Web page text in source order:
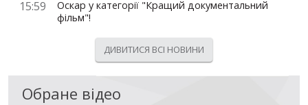
15:59
Оскар у категорії "Кращий документальний
фільм"!
ДИВИТИСЯ ВСІ НОВИНИ
Обране відео